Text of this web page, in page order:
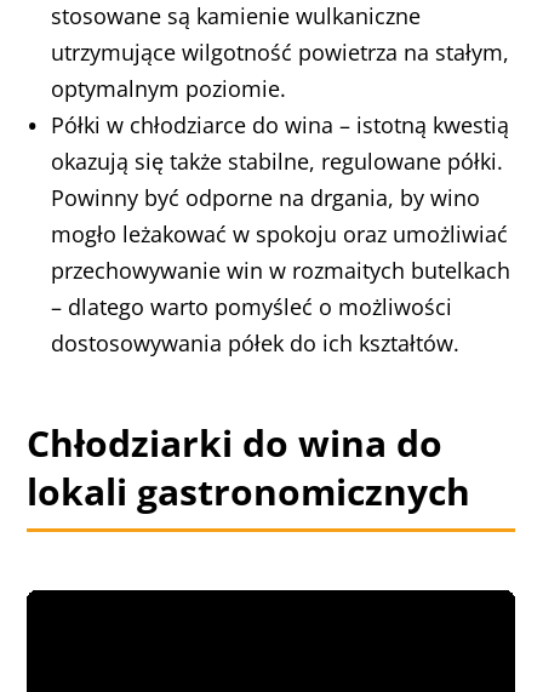
stosowane są kamienie wulkaniczne
utrzymujące wilgotność powietrza na stałym,
optymalnym poziomie.
Półki w chłodziarce do wina – istotną kwestią
okazują się także stabilne, regulowane półki.
Powinny być odporne na drgania, by wino
mogło leżakować w spokoju oraz umożliwiać
przechowywanie win w rozmaitych butelkach
– dlatego warto pomyśleć o możliwości
dostosowywania półek do ich kształtów.
Chłodziarki do wina do
lokali gastronomicznych